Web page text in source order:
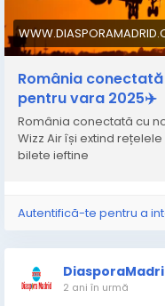
#diasporamadrid
#rutenoi
România
pentru vara 2025✈️
România conectată cu
Wizz Air își extind
bilete ieftine
Autentifică-te pentru a
2 ani în urmă